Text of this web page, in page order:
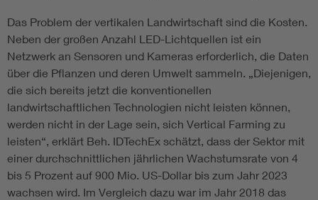
Das Problem der vertikalen Landwirtschaft sind die Kosten.
Neben der großen Anzahl LED-Lichtquellen ist ein
Netzwerk an Sensoren und Kameras erforderlich, die Daten
über die Pflanzen und deren Umwelt sammeln. „Diejenigen,
die sich bereits jetzt die konventionellen
landwirtschaftlichen Technologien nicht leisten können,
werden nicht in der Lage sein, sich Vertical Farming zu
leisten“, erklärt Beh. IDTechEx schätzt, dass der Sektor mit
einer durchschnittlichen jährlichen Wachstumsrate von 4
bis 5 Prozent auf 900 Mio. US-Dollar bis zum Jahr 2023
wachsen wird. Im Vergleich dazu war im Jahr 2018 das